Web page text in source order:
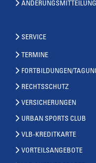
ÄNDERUNGSMITTEILUNG
SERVICE
TERMINE
FORTBILDUNGEN/
RECHTSSCHUTZ
VERSICHERUNGEN
URBAN SPORTS CLUB
VLB-KREDITKARTE
VORTEILSANGEBOTE